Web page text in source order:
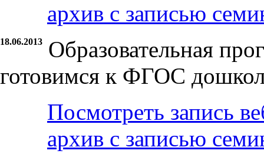
архив с записью
18.06.2013
Образовательная
готовимся к ФГОС
Посмотреть запись
архив с записью